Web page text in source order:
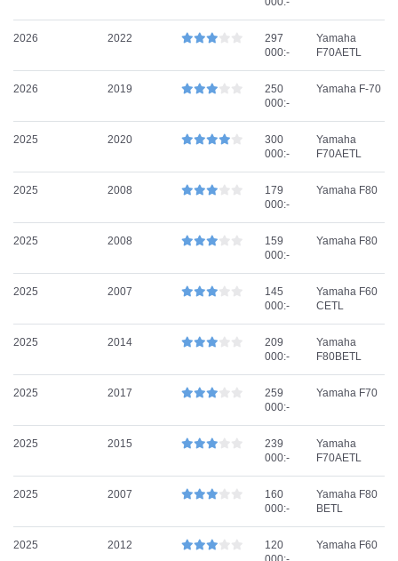
2026 2022
297
000:-
Yamaha
F70AETL
2026 2019
250
000:-
Yamaha F-70
2025 2020
300
000:-
Yamaha
F70AETL
2025 2008
179
000:-
Yamaha F80
2025 2008
159
000:-
Yamaha F80
2025 2007
145
000:-
Yamaha F60
CETL
2025 2014
209
000:-
Yamaha
F80BETL
2025 2017
259
000:-
Yamaha F70
2025 2015
239
000:-
Yamaha
F70AETL
2025 2007
160
000:-
Yamaha F80
BETL
2025 2012
120
Yamaha F60